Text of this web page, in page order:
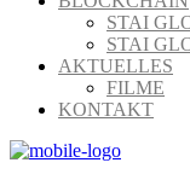
STAI
STAI
AKTUELLES
FILME
KONTAKT